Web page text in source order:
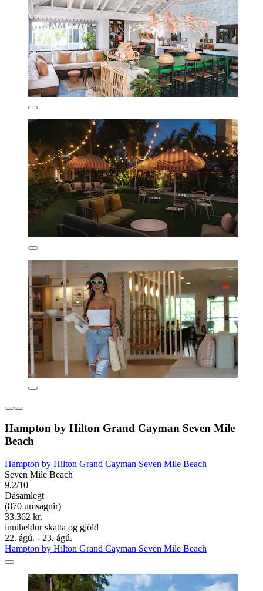
Hampton by Hilton Grand Cayman Seven Mile
Beach
Hampton by Hilton Grand Cayman Seven Mile Beach
Seven Mile Beach
9,2/10
Dásamlegt
(870 umsagnir)
33.362 kr.
inniheldur skatta og gjöld
22. ágú. - 23. ágú.
Hampton by Hilton Grand Cayman Seven Mile Beach